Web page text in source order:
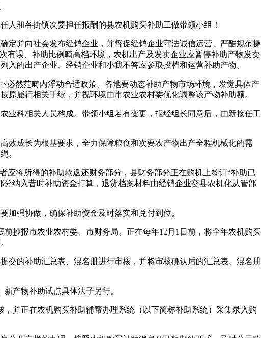
和各街镇次要担任报酬的县农机购买补助工做带领小组！
并向社会发布经销企业，并督促经销企业守法诚信运营、严酷规范操
有误、补助比例畸高档环境，农机出产及发卖企业应暂停补助产物发卖
的出产企业、经销企业和小我不答应参取投档和运营补助产物。
然范畴内浮动合适政策。各地要动态补助产物市场环境，发觉具体产
履行相关手续，并视环境由市农业农村委优化调整该产物补助额。
科相关人员构成。带领小组若有变更，报经组长同意后，由新接任工
成长为根基要求，全力保障粮食和次要农产物出产全程机械化的需
。
将所得的补助款返还财务部分，县财务部分正在购机上签订“补助已
纳入昔时补助资金打算，退货档案材料由经销企业交县农机化从管部
强协做，确保补助资金及时落实和兑付到位。
抄报市农业农村委、市财务局。正在每年12月1日前，将全年农机购买
的补助汇总表、混名册进行审核，并将审核确认后的汇总表、混名册
产物补助试点具体法子另行。
并正在农机购买补助辅帮办理系统（以下简称补助系统）采集录入购